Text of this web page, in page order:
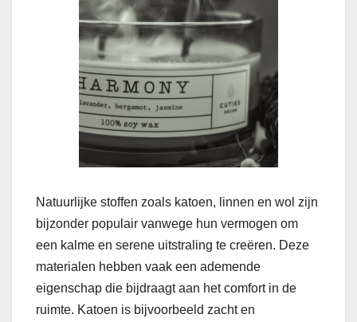
Natuurlijke stoffen zoals katoen, linnen en wol zijn
bijzonder populair vanwege hun vermogen om
een kalme en serene uitstraling te creëren. Deze
materialen hebben vaak een ademende
eigenschap die bijdraagt aan het comfort in de
ruimte. Katoen is bijvoorbeeld zacht en